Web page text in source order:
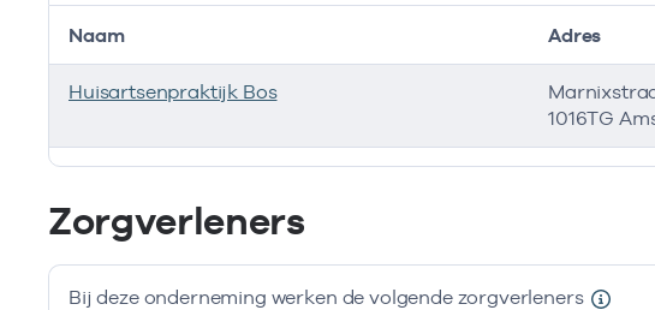
Deze onderneming heeft de volgende vestigingen
Naam Adres
Huisartsenpraktijk Bos
1016TG
Zorgverleners
Bij deze onderneming werken de volgende zorgverleners